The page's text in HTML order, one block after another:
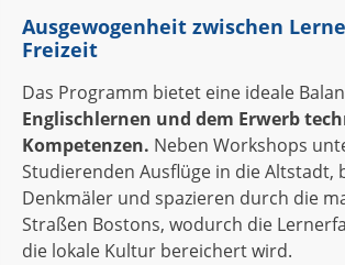
Ausgewogenheit zwischen
Freizeit
Das Programm bietet eine ideale
Englischlernen und dem Erwerb
Kompetenzen. Neben Workshops
Studierenden Ausflüge in die Altstadt,
Denkmäler und spazieren durch die
Straßen Bostons, wodurch die
die lokale Kultur bereichert wird.